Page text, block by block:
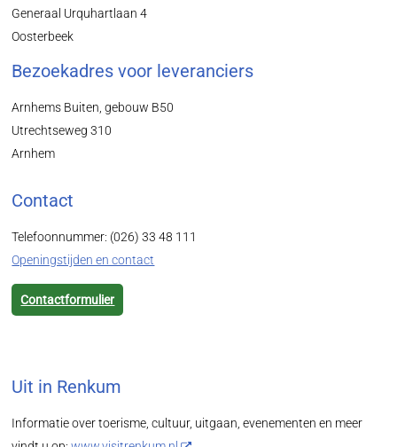
Generaal Urquhartlaan 4
Oosterbeek
Bezoekadres voor leveranciers
Arnhems Buiten, gebouw B50
Utrechtseweg 310
Arnhem
Contact
Telefoonnummer: (026) 33 48 111
Openingstijden en contact
Contactformulier
Uit in Renkum
Informatie over toerisme, cultuur, uitgaan, evenementen en meer